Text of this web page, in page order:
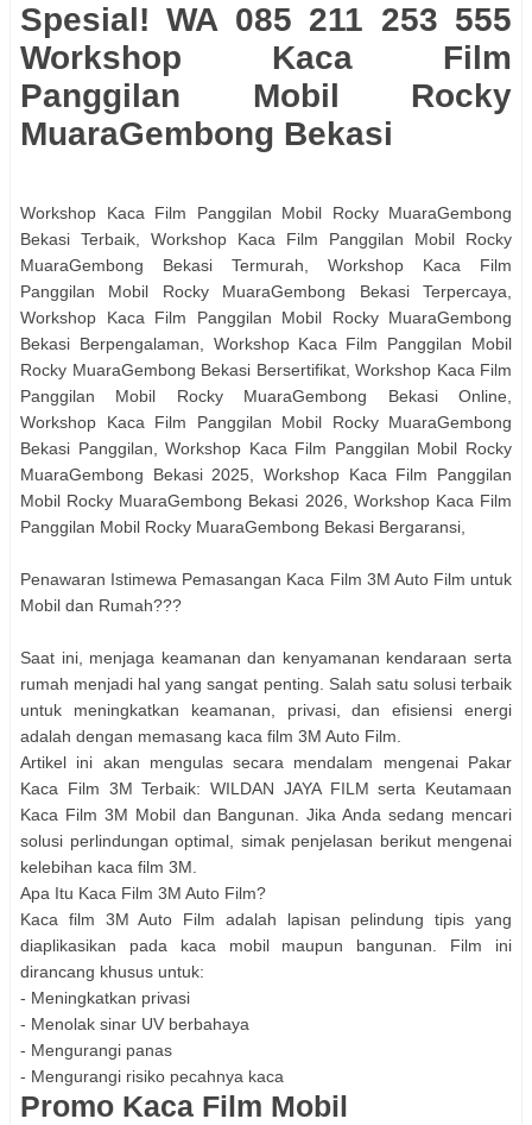
Spesial! WA 085 211 253 555
Workshop Kaca Film
Panggilan Mobil Rocky
MuaraGembong Bekasi
Workshop Kaca Film Panggilan Mobil Rocky MuaraGembong
Bekasi Terbaik, Workshop Kaca Film Panggilan Mobil Rocky
MuaraGembong Bekasi Termurah, Workshop Kaca Film
Panggilan Mobil Rocky MuaraGembong Bekasi Terpercaya,
Workshop Kaca Film Panggilan Mobil Rocky MuaraGembong
Bekasi Berpengalaman, Workshop Kaca Film Panggilan Mobil
Rocky MuaraGembong Bekasi Bersertifikat, Workshop Kaca Film
Panggilan Mobil Rocky MuaraGembong Bekasi Online,
Workshop Kaca Film Panggilan Mobil Rocky MuaraGembong
Bekasi Panggilan, Workshop Kaca Film Panggilan Mobil Rocky
MuaraGembong Bekasi 2025, Workshop Kaca Film Panggilan
Mobil Rocky MuaraGembong Bekasi 2026, Workshop Kaca Film
Panggilan Mobil Rocky MuaraGembong Bekasi Bergaransi,
Penawaran Istimewa Pemasangan Kaca Film 3M Auto Film untuk
Mobil dan Rumah???
Saat ini, menjaga keamanan dan kenyamanan kendaraan serta
rumah menjadi hal yang sangat penting. Salah satu solusi terbaik
untuk meningkatkan keamanan, privasi, dan efisiensi energi
adalah dengan memasang kaca film 3M Auto Film.
Artikel ini akan mengulas secara mendalam mengenai Pakar
Kaca Film 3M Terbaik: WILDAN JAYA FILM serta Keutamaan
Kaca Film 3M Mobil dan Bangunan. Jika Anda sedang mencari
solusi perlindungan optimal, simak penjelasan berikut mengenai
kelebihan kaca film 3M.
Apa Itu Kaca Film 3M Auto Film?
Kaca film 3M Auto Film adalah lapisan pelindung tipis yang
diaplikasikan pada kaca mobil maupun bangunan. Film ini
dirancang khusus untuk:
- Meningkatkan privasi
- Menolak sinar UV berbahaya
- Mengurangi panas
- Mengurangi risiko pecahnya kaca
Promo Kaca Film Mobil